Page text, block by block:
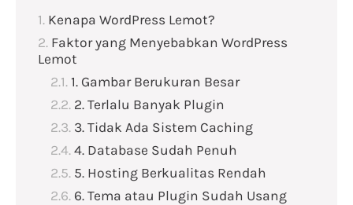
Kenapa WordPress Lemot?
Faktor yang Menyebabkan WordPress
Lemot
1. Gambar Berukuran Besar
2. Terlalu Banyak Plugin
3. Tidak Ada Sistem Caching
4. Database Sudah Penuh
5. Hosting Berkualitas Rendah
6. Tema atau Plugin Sudah Usang